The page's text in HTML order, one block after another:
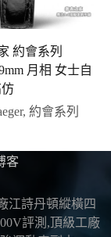
餘款在出貨
一次性全額
幫您爭取更
安全的到付
司，全程提
以及其他海
約會系列
月相 女士自
, 約會系列
客
江詩丹頓縱橫四
評測,頂級工廠